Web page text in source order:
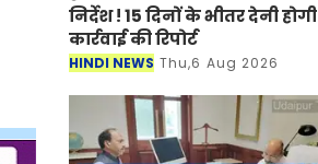
निर्देश ! 15 दिनों के भीतर देनी होगी
कार्रवाई की रिपोर्ट
HINDI NEWS Thu,6 Aug 2026